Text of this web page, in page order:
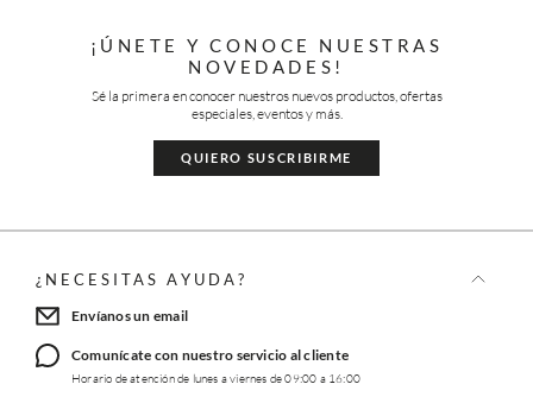
¡ÚNETE Y CONOCE NUESTRAS
NOVEDADES!
Sé la primera en conocer nuestros nuevos productos, ofertas
especiales, eventos y más.
QUIERO SUSCRIBIRME
¿NECESITAS AYUDA?
Envíanos un email
Comunícate con nuestro servicio al cliente
Horario de atención de lunes a viernes de 09:00 a 16:00